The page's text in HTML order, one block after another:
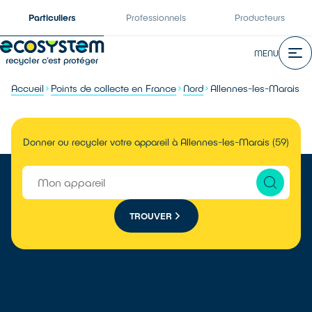
Particuliers Professionnels Producteurs
MENU
Accueil Points de collecte en France Nord Allennes-les-Marais
Donner ou recycler votre appareil à Allennes-les-Marais (59)
TROUVER